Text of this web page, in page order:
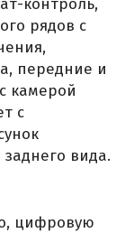
контроль,
рядов с
передние и
камерой
с
вида.
цифровую